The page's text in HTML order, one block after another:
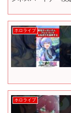
ホロライブ
ホロライブ